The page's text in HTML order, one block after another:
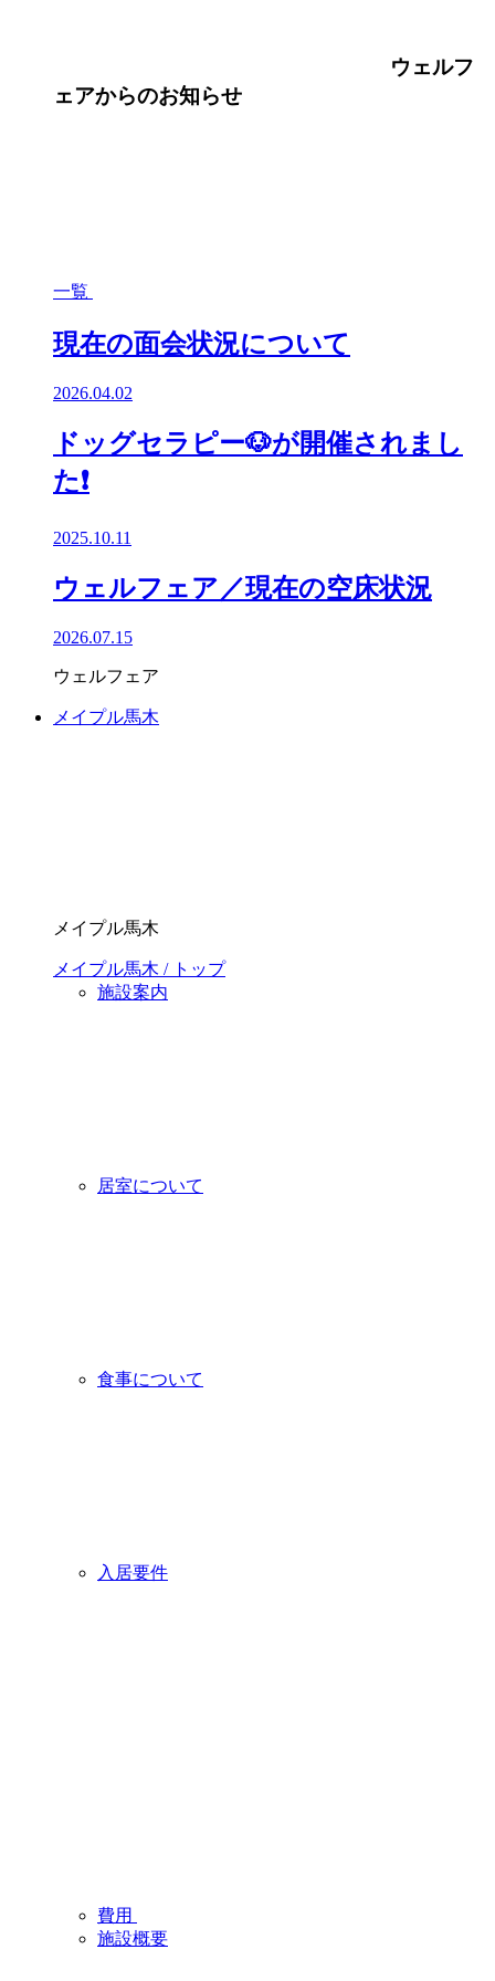
ウェルフ
ェアからのお知らせ
一覧
現在の面会状況について
2026.04.02
ドッグセラピー🐶が開催されまし
た❗
2025.10.11
ウェルフェア／現在の空床状況
2026.07.15
ウェルフェア
メイプル馬木
メイプル馬木
メイプル馬木 / トップ
施設案内
居室について
食事について
入居要件
費用
施設概要